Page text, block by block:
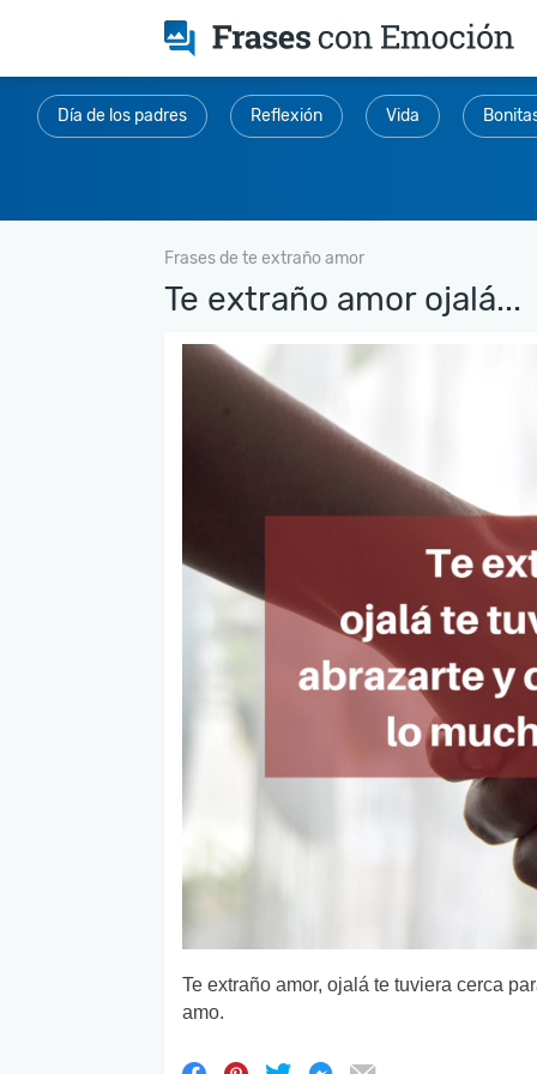
Día de los padres Reflexión Vida
Frases de te extraño amor
Te extraño amor ojalá...
Te extraño amor, ojalá te tuviera cerca
amo.